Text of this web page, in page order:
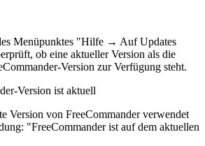
Menüpunktes "Hilfe → Auf Updates
ob eine aktueller Version als die
Version zur Verfügung steht.
Version ist aktuell
Version von FreeCommander verwendet
"FreeCommander ist auf dem aktuellen